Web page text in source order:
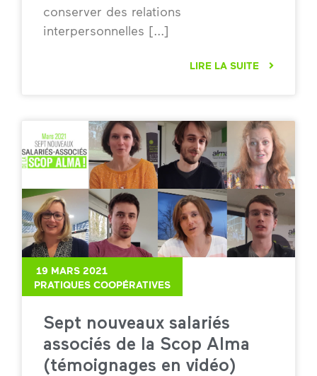
conserver des relations
interpersonnelles
LIRE LA SUITE
PRATIQUES COOPÉRATIVES
Sept nouveaux salariés
associés de la Scop Alma
(témoignages en vidéo)
19 MARS 2021